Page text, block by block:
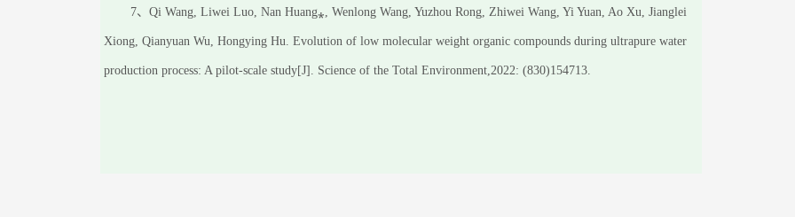
7、Qi Wang, Liwei Luo, Nan Huang⁎, Wenlong Wang, Yuzhou Rong, Zhiwei Wang, Yi Yuan, Ao Xu, Jianglei
Xiong, Qianyuan Wu, Hongying Hu. Evolution of low molecular weight organic compounds during ultrapure water
production process: A pilot-scale study[J]. Science of the Total Environment,2022: (830)154713.